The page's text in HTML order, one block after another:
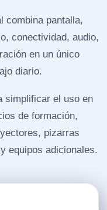
combina pantalla,
conectividad, audio,
en un único
diario.
simplificar el uso en
de formación,
pizarras
equipos adicionales.